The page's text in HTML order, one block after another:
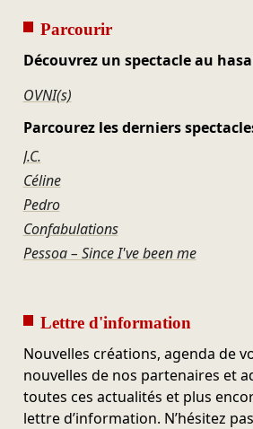
Parcourir
Découvrez un spectacle au
OVNI(s)
Parcourez les derniers
J.C.
Céline
Pedro
Confabulations
Pessoa – Since I've been me
Lettre d'information
Nouvelles créations, agenda de
nouvelles de nos partenaires et
toutes ces actualités et plus
lettre d’information. N’hésitez